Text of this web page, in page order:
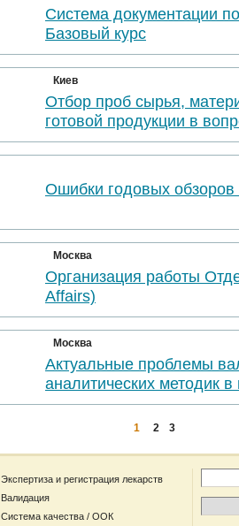
Система документации
Базовый курс
Киев
Отбор проб сырья,
готовой продукции в
Ошибки годовых обзоров
Москва
Организация работы
Affairs)
Москва
Актуальные проблемы
аналитических методик в
1 2 3
Экспертиза и регистрация лекарств
Валидация
Система качества / ООК